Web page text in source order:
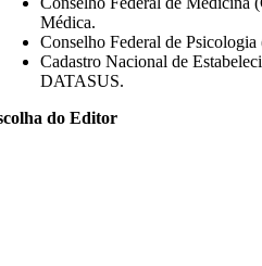
Médica.
Conselho Federal de
Cadastro Nacional de
DATASUS.
do Editor